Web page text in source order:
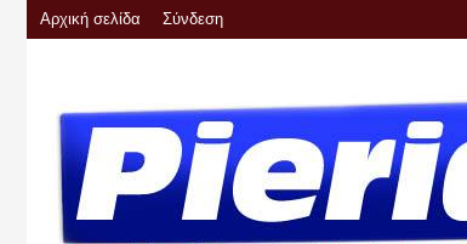
Αρχική σελίδα Σύνδεση